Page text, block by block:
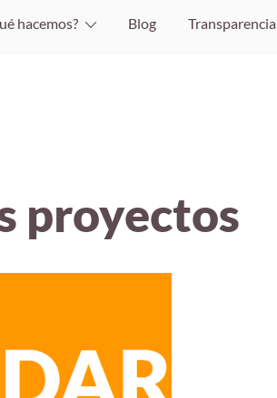
hacemos? Blog Transparencia
proyectos